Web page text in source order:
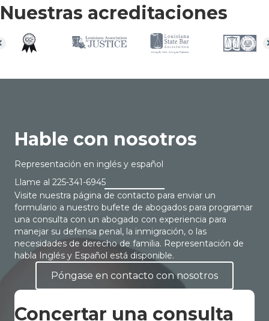
Nuestras acreditaciones
Hable con nosotros
Representación en inglés y español
Llame al 225-341-6945
Visite nuestra página de contacto para enviar un
formulario a nuestro bufete de abogados para programar
una consulta con un abogado con experiencia para
manejar su defensa penal, la inmigración, o las
necesidades de derecho de familia. Representación de
habla Inglés y Español está disponible.
Póngase en contacto con nosotros
Concertar una consulta